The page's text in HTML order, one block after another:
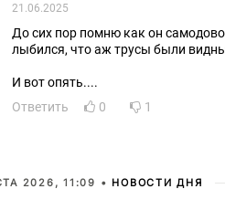
21.06.2025
До сих пор помню как он самодовольно улыбался когда к нему приехал
лыбился, что аж трусы были
И вот опять....
Ответить
0 1
2026, 11:09 • НОВОСТИ ДНЯ